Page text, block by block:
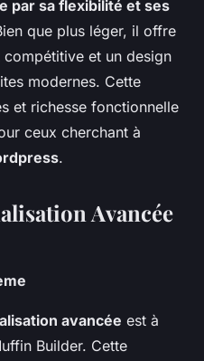
par sa flexibilité et ses
que plus léger, il offre
et un design
modernes. Cette
et richesse fonctionnelle
ceux cherchant à
.
Avancée
avancée est à
Builder. Cette